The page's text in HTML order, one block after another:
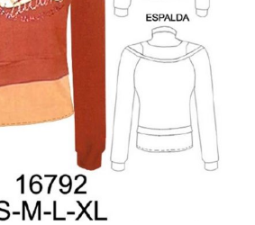
accumark ,
pdf , Moldes
Gerber ,
ropa,
Graduaciones,
Ploteo y
Digitalización
accumark,
Moldes en
pdf, Moldes
Accumark
Gerber,